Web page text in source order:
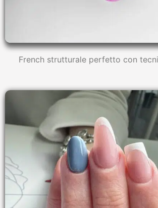
French strutturale perfetto con